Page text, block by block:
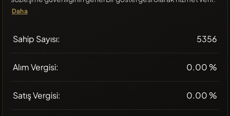
Daha
Sahip Sayısı: 5356
Alım Vergisi: 0.00 %
Satış Vergisi: 0.00 %